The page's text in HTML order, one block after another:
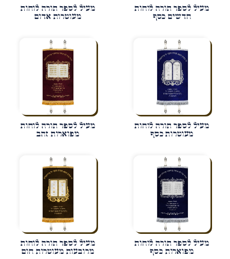
מעיל לספר תורה לוחות
חדשים כסף
מעיל לספר תורה לוחות
מעוטרות אדום
מעיל לספר תורה לוחות
מעוטרות כסף
מעיל לספר תורה לוחות
מפוארות זהב
מעיל לספר תורה לוחות
מפוארות כסף
מעיל לספר תורה לוחות
מרובעות מעוטרות חום